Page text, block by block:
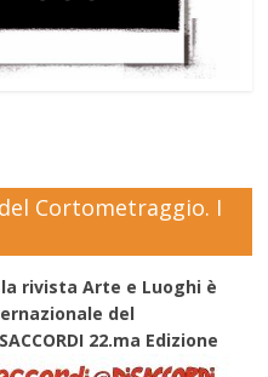
Cortometraggio. I
rivista Arte e Luoghi è
del
22.ma Edizione